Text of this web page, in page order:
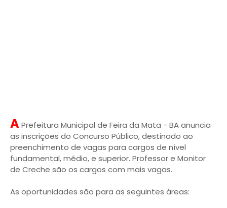
APrefeitura Municipal de Feira da Mata - BA anuncia
as inscrições do Concurso Público, destinado ao
preenchimento de vagas para cargos de nível
fundamental, médio, e superior. Professor e Monitor
de Creche são os cargos com mais vagas.
As oportunidades são para as seguintes áreas: